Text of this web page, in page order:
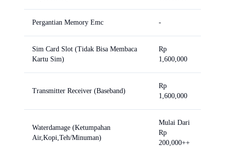
Pergantian Memory Emc -
Sim Card Slot (Tidak Bisa Membaca
Kartu Sim)
Rp
1,600,000
Transmitter Receiver (Baseband)
Rp
1,600,000
Waterdamage (Ketumpahan
Air,Kopi,Teh/Minuman)
Mulai Dari
Rp
200,000++